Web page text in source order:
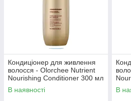
Кондиціонер для живлення
волосся - Olorchee Nutrient
Nourishing Conditioner 300 мл
(4267300ml)
В наявності В